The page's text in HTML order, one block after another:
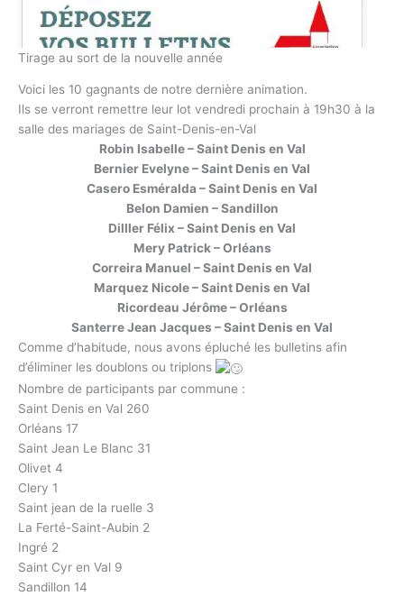
Tirage au sort de la nouvelle année
Voici les 10 gagnants de notre dernière animation.
Ils se verront remettre leur lot vendredi prochain à 19h30 à la
salle des mariages de Saint-Denis-en-Val
Robin Isabelle – Saint Denis en Val
Bernier Evelyne – Saint Denis en Val
Casero Esméralda – Saint Denis en Val
Belon Damien – Sandillon
Dilller Félix – Saint Denis en Val
Mery Patrick – Orléans
Correira Manuel – Saint Denis en Val
Marquez Nicole – Saint Denis en Val
Ricordeau Jérôme – Orléans
Santerre Jean Jacques – Saint Denis en Val
Comme d’habitude, nous avons épluché les bulletins afin
d’éliminer les doublons ou triplons
Nombre de participants par commune :
Saint Denis en Val 260
Orléans 17
Saint Jean Le Blanc 31
Olivet 4
Clery 1
Saint jean de la ruelle 3
La Ferté-Saint-Aubin 2
Ingré 2
Saint Cyr en Val 9
Sandillon 14